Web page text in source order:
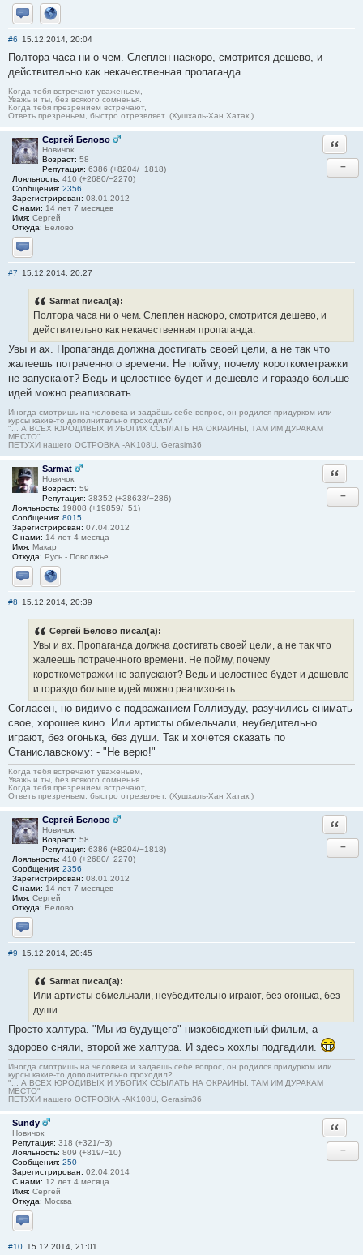
Отправить личное сообщение
Сайт
#6 15.12.2014, 20:04
Полтора часа ни о чем. Слеплен наскоро, смотрится дешево, и
действительно как некачественная пропаганда.
Когда тебя встречают уваженьем,
Уважь и ты, без всякого сомненья.
Когда тебя презрением встречают,
Ответь презреньем, быстро отрезвляет. (Хушхаль-Хан Хатак.)
Сергей Белово
Новичок
Возраст: 58
Репутация: 6386 (+8204/−1818)
Лояльность: 410 (+2680/−2270)
Сообщения: 2356
Зарегистрирован: 08.01.2012
С нами: 14 лет 7 месяцев
Имя: Сергей
Откуда: Белово
Отправить личное сообщение
−
#7 15.12.2014, 20:27
Sarmat писал(а):
Полтора часа ни о чем. Слеплен наскоро, смотрится дешево, и
действительно как некачественная пропаганда.
Увы и ах. Пропаганда должна достигать своей цели, а не так что
жалеешь потраченного времени. Не пойму, почему короткометражки
не запускают? Ведь и целостнее будет и дешевле и гораздо больше
идей можно реализовать.
Иногда смотришь на человека и задаёшь себе вопрос, он родился придурком или
курсы какие-то дополнительно проходил?
"... А ВСЕХ ЮРОДИВЫХ И УБОГИХ ССЫЛАТЬ НА ОКРАИНЫ, ТАМ ИМ ДУРАКАМ
МЕСТО"
ПЕТУХИ нашего ОСТРОВКА -AK108U, Gerasim36
Sarmat
Новичок
Возраст: 59
Репутация: 38352 (+38638/−286)
Лояльность: 19808 (+19859/−51)
Сообщения: 8015
Зарегистрирован: 07.04.2012
С нами: 14 лет 4 месяца
Имя: Макар
Откуда: Русь - Поволжье
Отправить личное сообщение
Сайт
−
#8 15.12.2014, 20:39
Сергей Белово писал(а):
Увы и ах. Пропаганда должна достигать своей цели, а не так что
жалеешь потраченного времени. Не пойму, почему
короткометражки не запускают? Ведь и целостнее будет и дешевле
и гораздо больше идей можно реализовать.
Согласен, но видимо с подражанием Голливуду, разучились снимать
свое, хорошее кино. Или артисты обмельчали, неубедительно
играют, без огонька, без души. Так и хочется сказать по
Станиславскому: - "Не верю!"
Когда тебя встречают уваженьем,
Уважь и ты, без всякого сомненья.
Когда тебя презрением встречают,
Ответь презреньем, быстро отрезвляет. (Хушхаль-Хан Хатак.)
Сергей Белово
Новичок
Возраст: 58
Репутация: 6386 (+8204/−1818)
Лояльность: 410 (+2680/−2270)
Сообщения: 2356
Зарегистрирован: 08.01.2012
С нами: 14 лет 7 месяцев
Имя: Сергей
Откуда: Белово
Отправить личное сообщение
−
#9 15.12.2014, 20:45
Sarmat писал(а):
Или артисты обмельчали, неубедительно играют, без огонька, без
души.
Просто халтура. "Мы из будущего" низкобюджетный фильм, а
здорово сняли, второй же халтура. И здесь хохлы подгадили.
Иногда смотришь на человека и задаёшь себе вопрос, он родился придурком или
курсы какие-то дополнительно проходил?
"... А ВСЕХ ЮРОДИВЫХ И УБОГИХ ССЫЛАТЬ НА ОКРАИНЫ, ТАМ ИМ ДУРАКАМ
МЕСТО"
ПЕТУХИ нашего ОСТРОВКА -AK108U, Gerasim36
Sundy
Новичок
Репутация: 318 (+321/−3)
Лояльность: 809 (+819/−10)
Сообщения: 250
Зарегистрирован: 02.04.2014
С нами: 12 лет 4 месяца
Имя: Сергей
Откуда: Москва
Отправить личное сообщение
−
#10 15.12.2014, 21:01